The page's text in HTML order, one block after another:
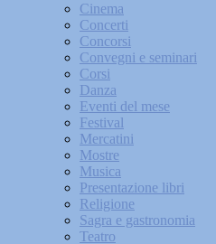
Cinema
Concerti
Concorsi
Convegni e seminari
Corsi
Danza
Eventi del mese
Festival
Mercatini
Mostre
Musica
Presentazione libri
Religione
Sagra e gastronomia
Teatro